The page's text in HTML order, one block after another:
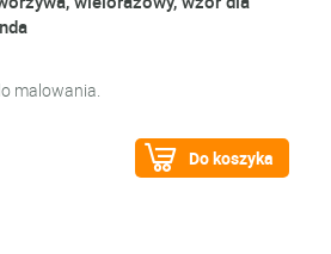
malowania.
Do koszyka